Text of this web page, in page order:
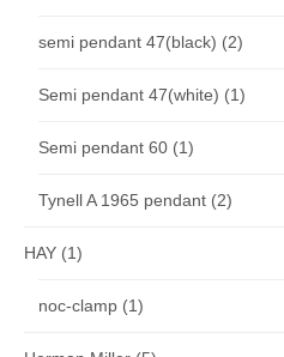
semi pendant 47(black) (2)
Semi pendant 47(white) (1)
Semi pendant 60 (1)
Tynell A 1965 pendant (2)
HAY (1)
noc-clamp (1)